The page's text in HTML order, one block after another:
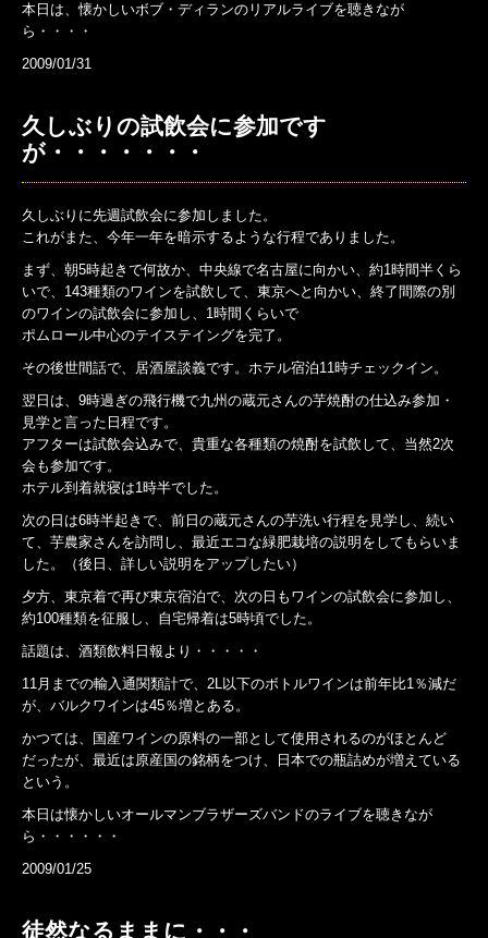
本日は、懐かしいボブ・ディランのリアルライブを聴きなが
ら・・・・
2009/01/31
久しぶりの試飲会に参加です
が・・・・・・・
久しぶりに先週試飲会に参加しました。
これがまた、今年一年を暗示するような行程でありました。
まず、朝5時起きで何故か、中央線で名古屋に向かい、約1時間半くら
いで、143種類のワインを試飲して、東京へと向かい、終了間際の別
のワインの試飲会に参加し、1時間くらいで
ポムロール中心のテイステイングを完了。
その後世間話で、居酒屋談義です。ホテル宿泊11時チェックイン。
翌日は、9時過ぎの飛行機で九州の蔵元さんの芋焼酎の仕込み参加・
見学と言った日程です。
アフターは試飲会込みで、貴重な各種類の焼酎を試飲して、当然2次
会も参加です。
ホテル到着就寝は1時半でした。
次の日は6時半起きで、前日の蔵元さんの芋洗い行程を見学し、続い
て、芋農家さんを訪問し、最近エコな緑肥栽培の説明をしてもらいま
した。（後日、詳しい説明をアップしたい）
夕方、東京着で再び東京宿泊で、次の日もワインの試飲会に参加し、
約100種類を征服し、自宅帰着は5時頃でした。
話題は、酒類飲料日報より・・・・・
11月までの輸入通関類計で、2L以下のボトルワインは前年比1％減だ
が、バルクワインは45％増とある。
かつては、国産ワインの原料の一部として使用されるのがほとんど
だったが、最近は原産国の銘柄をつけ、日本での瓶詰めが増えている
という。
本日は懐かしいオールマンブラザーズバンドのライブを聴きなが
ら・・・・・・
2009/01/25
徒然なるままに・・・